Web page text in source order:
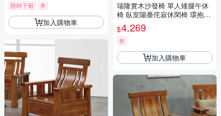
限時下殺 券
加入購物車
瑞隆實木沙發椅 單人矮腿午休
椅 臥室陽臺侘寂休閑椅 環抱式
扶手座椅（高密度回彈海綿 56*
66CM）
$4,269
券
加入購物車